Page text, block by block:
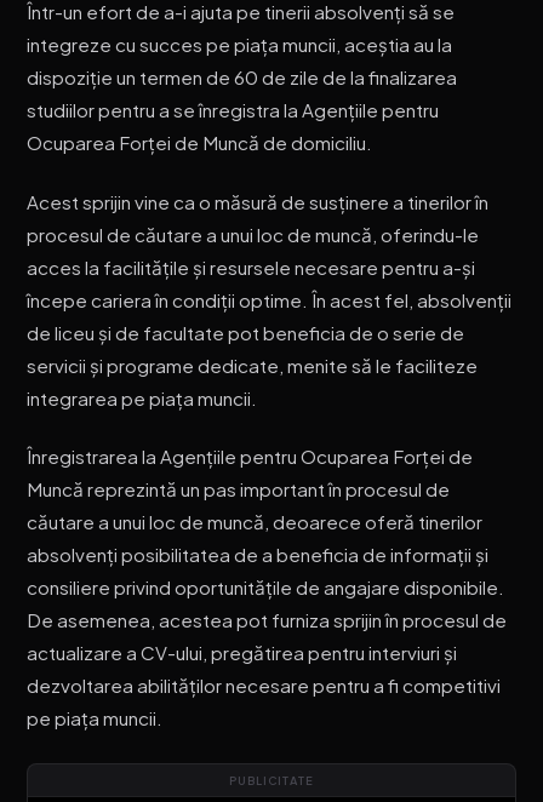
Într-un efort de a-i ajuta pe tinerii absolvenți să se
integreze cu succes pe piața muncii, aceștia au la
dispoziție un termen de 60 de zile de la finalizarea
studiilor pentru a se înregistra la Agențiile pentru
Ocuparea Forței de Muncă de domiciliu.
Acest sprijin vine ca o măsură de susținere a tinerilor în
procesul de căutare a unui loc de muncă, oferindu-le
acces la facilitățile și resursele necesare pentru a-și
începe cariera în condiții optime. În acest fel, absolvenții
de liceu și de facultate pot beneficia de o serie de
servicii și programe dedicate, menite să le faciliteze
integrarea pe piața muncii.
Înregistrarea la Agențiile pentru Ocuparea Forței de
Muncă reprezintă un pas important în procesul de
căutare a unui loc de muncă, deoarece oferă tinerilor
absolvenți posibilitatea de a beneficia de informații și
consiliere privind oportunitățile de angajare disponibile.
De asemenea, acestea pot furniza sprijin în procesul de
actualizare a CV-ului, pregătirea pentru interviuri și
dezvoltarea abilităților necesare pentru a fi competitivi
pe piața muncii.
PUBLICITATE